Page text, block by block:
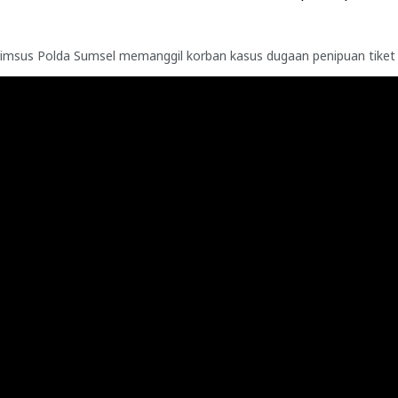
Polda Sumsel memanggil korban kasus dugaan penipuan tiket